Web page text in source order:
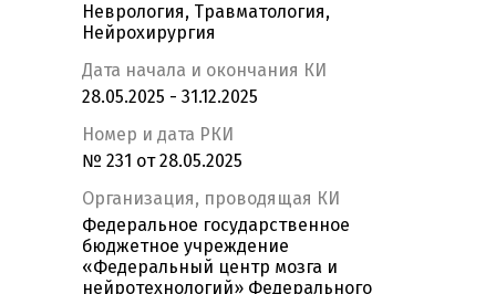
Неврология, Травматология,
Нейрохирургия
Дата начала и окончания КИ
28.05.2025 - 31.12.2025
Номер и дата РКИ
№ 231 от 28.05.2025
Организация, проводящая КИ
Федеральное государственное
бюджетное учреждение
«Федеральный центр мозга и
нейротехнологий» Федерального